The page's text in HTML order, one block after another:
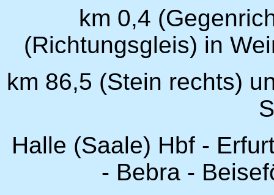
km 0,4
(Richtungsgleis) in
km 86,5 (Stein rechts)
Halle (Saale) Hbf -
- Bebra -